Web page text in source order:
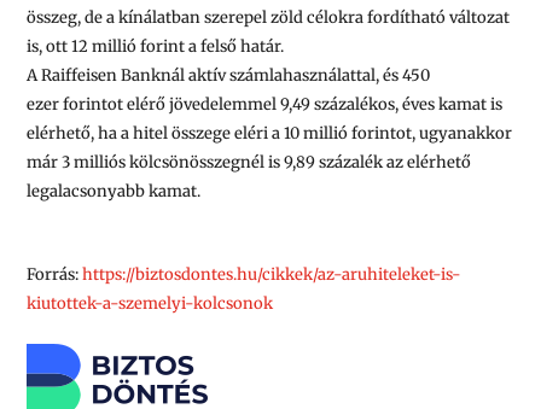
összeg, de a kínálatban szerepel zöld célokra fordítható változat
is, ott12 millióforint a felső határ.
ARaiffeisen Banknálaktív számlahasználattal, és450
ezerforintot elérő jövedelemmel 9,49 százalékos, éves kamat is
elérhető, ha a hitel összege eléri a10 millióforintot, ugyanakkor
már3 millióskölcsönösszegnél is 9,89 százalék az elérhető
legalacsonyabb kamat.
Forrás:https://biztosdontes.hu/cikkek/az-aruhiteleket-is-
kiutottek-a-szemelyi-kolcsonok